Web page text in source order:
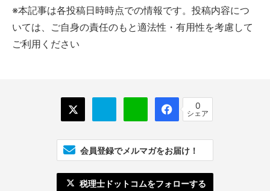
※​​本記事は各投稿日時時点での情報です。投稿内容につ
いては、ご自身の責任のもと適法性・有用性を考慮して
ご利用ください
0
シェア
会員登録でメルマガをお届け！
税理士ドットコムをフォローする